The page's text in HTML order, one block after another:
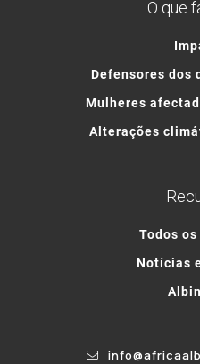
O que
Defensores dos
Mulheres
Alterações
Todos
Notícias